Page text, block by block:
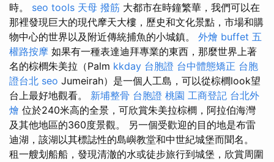
時。 seo tools 天母 撥筋 大都市在時鐘繁華，我們可以在
那裡發現巨大的現代摩天大樓，歷史和文化景點，市場和購
物中心的世界以及附近傳統捕魚的小城鎮。 外燴 buffet 五
權路按摩 如果有一種表達迪拜專業的東西，那麼世界上著
名的棕櫚朱美拉（Palm kkday 台胞證 台中體態矯正 台胞
證台北 seo Jumeirah）是一個人工島，可以從棕櫚look望
台上最好地觀看。 新埔整骨 台胞證 桃園 工商登記 台北外
燴 位於240米高的全景，可欣賞朱美拉棕櫚，阿拉伯海灣
及其他地區的360度景觀。 另一個受歡迎的目的地是布雷
迪湖，該湖以其標誌性的島嶼教堂和中世紀城堡而聞名。
租一艘划船船，發現清澈的水或徒步旅行到城堡，欣賞周圍